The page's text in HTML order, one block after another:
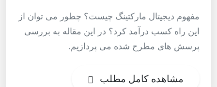
مفهوم دیجیتال مارکتینگ چیست؟ چطور می توان از
این راه کسب درآمد کرد؟ در این مقاله به بررسی
پرسش های مطرح شده می پردازیم.
مشاهده کامل مطلب